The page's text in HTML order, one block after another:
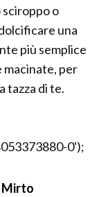
o
una
più semplice
macinate, per
tazza di te.
0');
Mirto